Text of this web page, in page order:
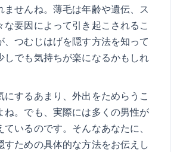
ませんね。薄毛は年齢や遺伝、ス
な要因によって引き起こされるこ
、つむじはげを隠す方法を知って
しでも気持ちが楽になるかもしれ
にするあまり、外出をためらうこ
ね。でも、実際には多くの男性が
いるのです。そんなあなたに、
すための具体的な方法をお伝えし